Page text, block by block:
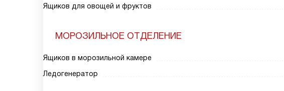
Ящиков для овощей и фруктов
МОРОЗИЛЬНОЕ ОТДЕЛЕНИЕ
Ящиков в морозильной камере
Ледогенератор